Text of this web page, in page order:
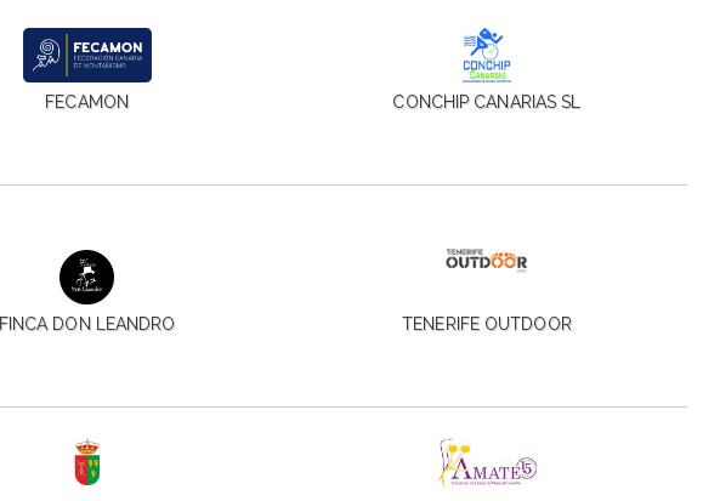
FECAMON CONCHIP CANARIAS SL
FINCA DON LEANDRO TENERIFE OUTDOOR